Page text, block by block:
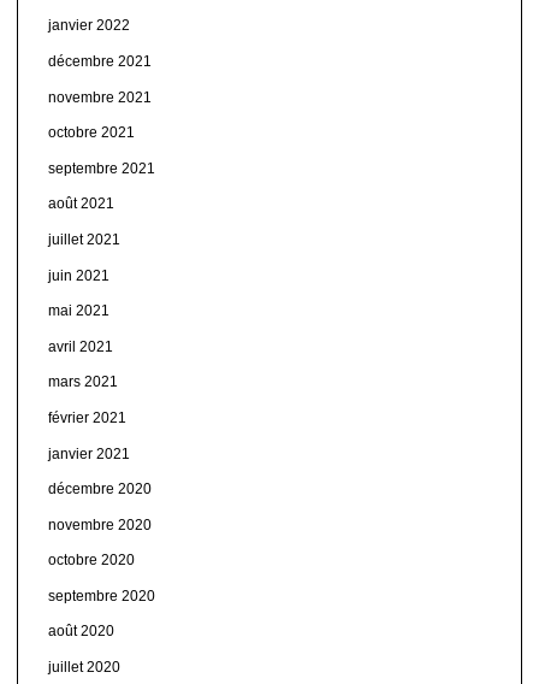
janvier 2022
décembre 2021
novembre 2021
octobre 2021
septembre 2021
août 2021
juillet 2021
juin 2021
mai 2021
avril 2021
mars 2021
février 2021
janvier 2021
décembre 2020
novembre 2020
octobre 2020
septembre 2020
août 2020
juillet 2020